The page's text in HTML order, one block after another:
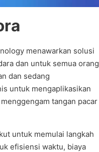
menawarkan solusi
dan untuk semua orang
dan sedang
untuk mengaplikasikan
tangan pacar
untuk memulai langkah
efisiensi waktu, biaya